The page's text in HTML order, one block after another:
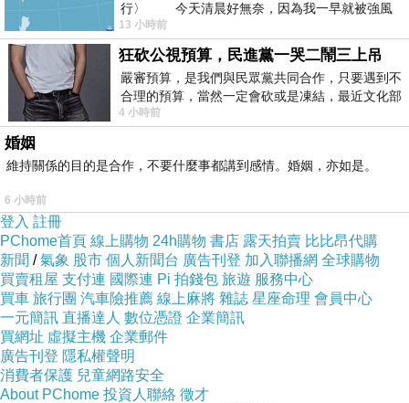
旅人
2022-11-19 19:25:08
古典美詞
讚
晚安安
行〉 今天清晨好無奈，因為我一早就被強風
13 小時前
狂砍公視預算，民進黨一哭二鬧三上吊
嚴審預算，是我們與民眾黨共同合作，只要遇到不
合理的預算，當然一定會砍或是凍結，最近文化部
要編列公視和Taiwan plus預算，在110年
4 小時前
婚姻
維持關係的目的是合作，不要什麼事都講到感情。婚姻，亦如是。
6 小時前
登入 註冊
PChome首頁 線上購物 24h購物 書店 露天拍賣 比比昂代購
新聞 /氣象 股市 個人新聞台 廣告刊登 加入聯播網 全球購物
買賣租屋 支付連 國際連 Pi 拍錢包 旅遊 服務中心
買車 旅行團 汽車險推薦 線上麻將 雜誌 星座命理 會員中心
一元簡訊 直播達人 數位憑證 企業簡訊
買網址 虛擬主機 企業郵件
廣告刊登 隱私權聲明
消費者保護 兒童網路安全
About PChome 投資人聯絡 徵才